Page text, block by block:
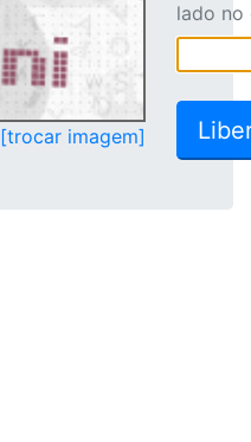
[trocar imagem]
lado no